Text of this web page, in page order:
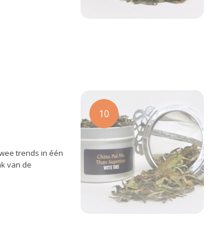
trends in één
van de
10